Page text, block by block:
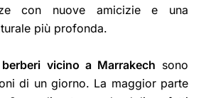
con nuove amicizie e una
più profonda.
vicino a Marrakech sono
di un giorno. La maggior parte